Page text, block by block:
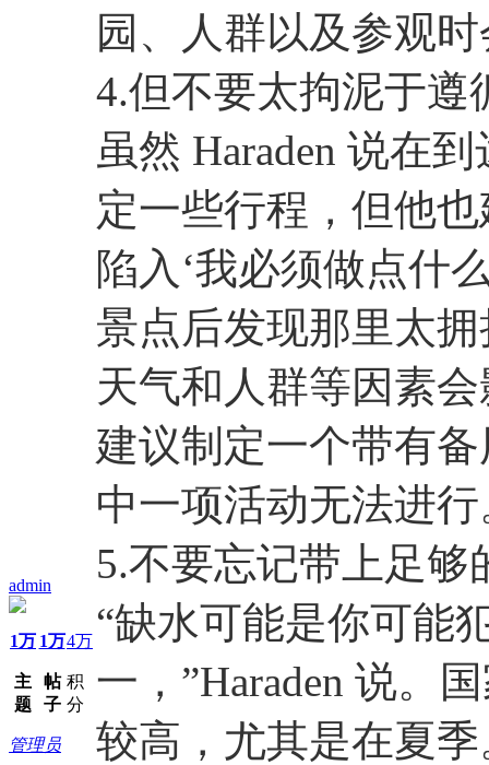
admin
1万
主
题
1万
帖
子
4万
积
分
管理员
园、人群以及参观
4.但不要太拘泥于遵
虽然 Haraden 说在
定一些行程，但他
陷入‘我必须做点什
景点后发现那里太
天气和人群等因素
建议制定一个带有
中一项活动无法进行
5.不要忘记带上足够
“缺水可能是你可能
一，”Haraden 说。
较高，尤其是在夏